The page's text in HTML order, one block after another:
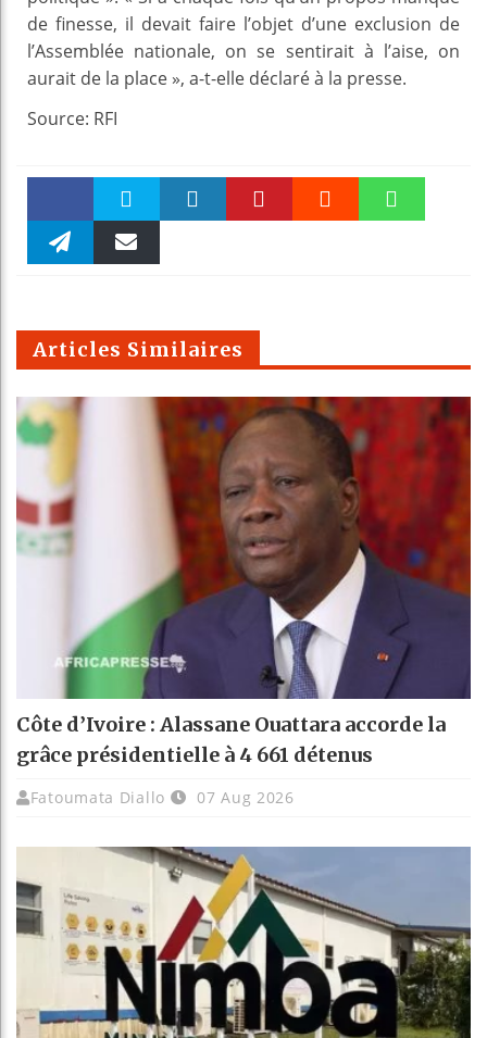
de finesse, il devait faire l’objet d’une exclusion de
l’Assemblée nationale, on se sentirait à l’aise, on
aurait de la place », a-t-elle déclaré à la presse.
Source: RFI
Faceboo Twitter
m
Articles Similaires
Côte d’Ivoire : Alassane Ouattara accorde la
grâce présidentielle à 4 661 détenus
Fatoumata Diallo 07 Aug 2026